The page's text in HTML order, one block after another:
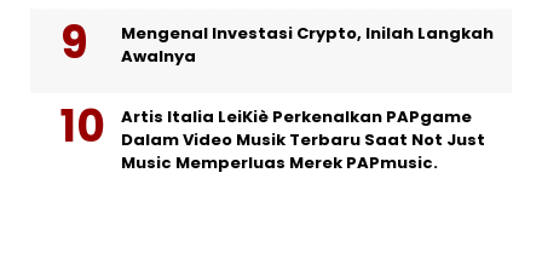
Mengenal Investasi Crypto, Inilah Langkah
Awalnya
Artis Italia LeiKiè Perkenalkan PAPgame
Dalam Video Musik Terbaru Saat Not Just
Music Memperluas Merek PAPmusic.